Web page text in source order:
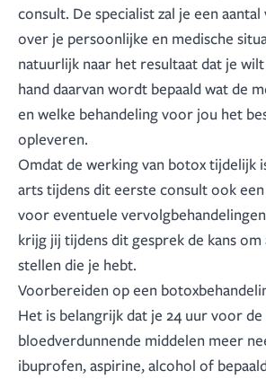
consult. De specialist zal je een
over je persoonlijke en medische
natuurlijk naar het resultaat dat je wilt
hand daarvan wordt bepaald wat de
en welke behandeling voor jou het
opleveren.
Omdat de werking van botox tijdelijk
arts tijdens dit eerste consult ook
voor eventuele
krijg jij tijdens dit gesprek de kans
stellen die je hebt.
Voorbereiden op een
Het is belangrijk dat je 24 uur voor
bloedverdunnende middelen meer
ibuprofen, aspirine, alcohol of